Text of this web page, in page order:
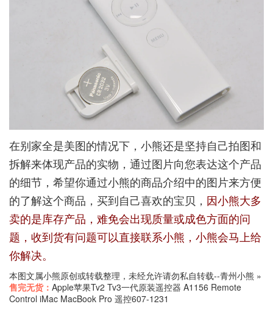
在别家全是美图的情况下，小熊还是坚持自己拍图和
拆解来体现产品的实物，通过图片向您表达这个产品
的细节，希望你通过小熊的商品介绍中的图片来方便
的了解这个商品，买到自己喜欢的宝贝， 因小熊大多
卖的是库存产品，难免会出现质量或成色方面的问
题，收到货有问题可以直接联系小熊，小熊会马上给
你解决。
本图文属小熊原创或转载整理，未经允许请勿私自转载--青州小熊 »
售完无货： Apple苹果Tv2 Tv3一代原装遥控器 A1156 Remote
Control iMac MacBook Pro 遥控607-1231